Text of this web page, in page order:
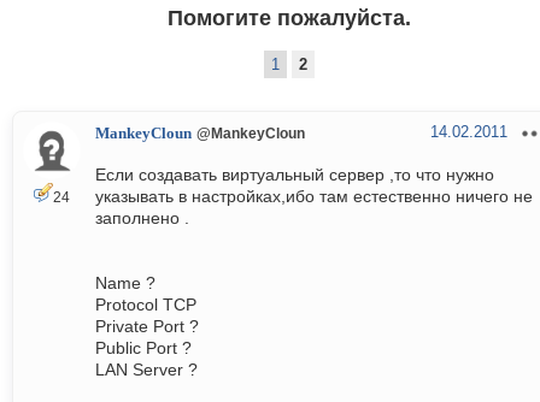
Помогите пожалуйста.
1 2
24
MankeyCloun @MankeyCloun 14.02.2011
Если создавать виртуальный сервер ,то что нужно
указывать в настройках,ибо там естественно ничего не
заполнено .
Name ?
Protocol TCP
Private Port ?
Public Port ?
LAN Server ?